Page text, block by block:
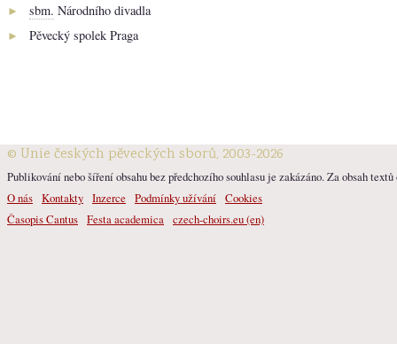
► sbm. Národního divadla
► Pěvecký spolek Praga
© Unie českých pěveckých sborů, 2003-2026
Publikování nebo šíření obsahu bez předchozího souhlasu je zakázáno. Za obsah
O nás Kontakty Inzerce Podmínky užívání Cookies
Časopis Cantus Festa academica czech-choirs.eu (en)